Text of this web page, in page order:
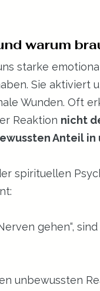
warum
starke
Sie aktiviert
Wunden. Oft
Reaktion nicht
Anteil in
spirituellen
gehen“,
unbewussten